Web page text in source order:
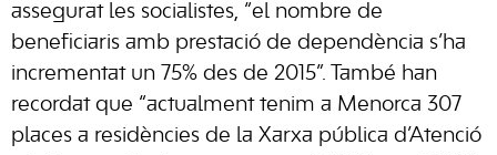
assegurat les socialistes, “el nombre de
beneficiaris amb prestació de dependència s’ha
incrementat un 75% des de 2015”. També han
recordat que “actualment tenim a Menorca 307
places a residències de la Xarxa pública d’Atenció